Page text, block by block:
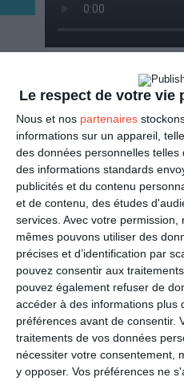
Le respect de votre vie
Nous et nos partenaires
informations sur un appareil,
des données personnelles
des informations standards
publicités et du contenu
et de contenu, des études
services. Avec votre permission,
mêmes pouvons utiliser des
précises et d’identification par
pouvez consentir aux
pouvez également refuser de
accéder à des informations plus
préférences avant de consentir.
traitements de vos données
nécessiter votre consentement,
y opposer. Vos préférences ne
Mail
SMS
Facebook,
VOIR
LES